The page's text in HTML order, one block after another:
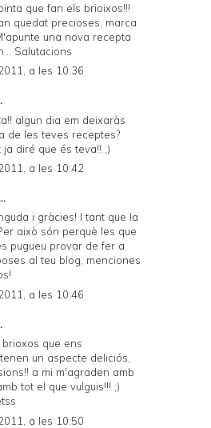
que fan els brioixos!!!
quedat precioses, marca
una nova recepta
Salutacions
a les 10:36
algun dia em deixaràs
de les teves receptes?
diré que és teva!! ;)
a les 10:42
i gràcies! I tant que la
això són perquè les que
pugueu provar de fer a
al teu blog, menciones
a les 10:46
que ens
un aspecte deliciós,
a mi m'agraden amb
tot el que vulguis!!! ;)
a les 10:50